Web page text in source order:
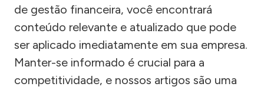
de gestão financeira, você encontrará
conteúdo relevante e atualizado que pode
ser aplicado imediatamente em sua empresa.
Manter-se informado é crucial para a
competitividade, e nossos artigos são uma